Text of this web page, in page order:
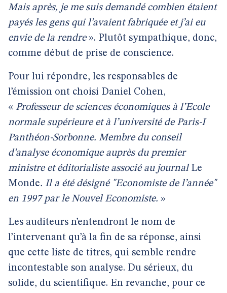
Mais après, je me suis demandé combien étaient
payés les gens qui l’avaient fabriquée et j’ai eu
envie de la rendre». Plutôt sympathique, donc,
comme début de prise de conscience.
Pour lui répondre, les responsables de
l’émission ont choisi Daniel Cohen,
« Professeur de sciences économiques à l’Ecole
normale supérieure et à l’université de Paris-I
Panthéon-Sorbonne. Membre du conseil
d’analyse économique auprès du premier
ministre et éditorialiste associé au journal Le
Monde. Il a été désigné "Economiste de l’année"
en 1997 par le Nouvel Economiste. »
Les auditeurs n’entendront le nom de
l’intervenant qu’à la fin de sa réponse, ainsi
que cette liste de titres, qui semble rendre
incontestable son analyse. Du sérieux, du
solide, du scientifique. En revanche, pour ce